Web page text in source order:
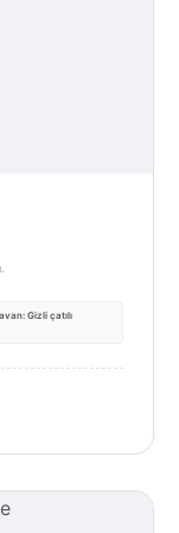
Gizli çatılı